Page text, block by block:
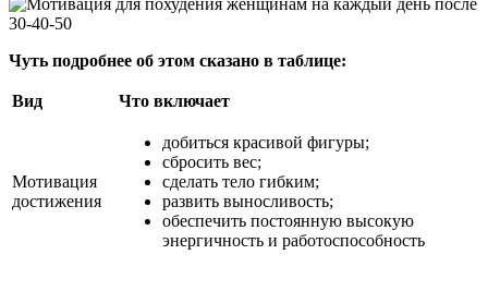
Чуть подробнее об этом сказано в таблице:
Вид Что включает
Мотивация
достижения
добиться красивой фигуры;
сбросить вес;
сделать тело гибким;
развить выносливость;
обеспечить постоянную высокую
энергичность и работоспособность